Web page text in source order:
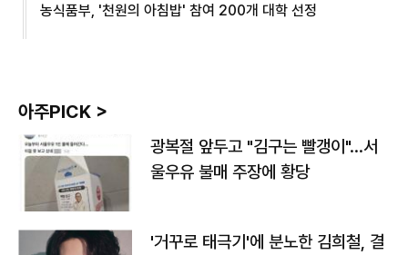
농식품부, '천원의 아침밥' 참여 200개 대학 선정
아주PICK >
광복절 앞두고 "김구는 빨갱이"…서
울우유 불매 주장에 황당
'거꾸로 태극기'에 분노한 김희철, 결